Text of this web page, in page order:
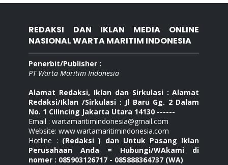
REDAKSI DAN IKLAN MEDIA ONLINE
NASIONAL WARTA MARITIM INDONESIA
Penerbit/Publisher :
PT Warta Maritim Indonesia
Alamat Redaksi, Iklan dan Sirkulasi : Alamat
Redaksi/Iklan /Sirkulasi : Jl Baru Gg. 2 Dalam
No. 1 Cilincing Jakarta Utara 14130 ------
Email : wartamaritimindonesia@gmail.com
Website: www.wartamaritimindonesia.com
Hotline : (Redaksi ) dan Untuk Pasang Iklan
Perusahaan Anda = Hubungi/WAkami di
nomer : 085903126717 - 085888364737 (WA)